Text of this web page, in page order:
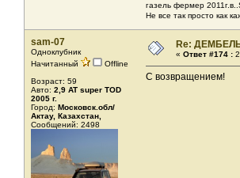
газель фермер
Не все так просто как
sam-07
Одноклубник
Начитанный
Offline
Возраст: 59
Авто: 2,9 AT super TOD
2005 г.
Город: Московск.обл/
Актау, Казахстан,
Сообщений: 2498
Re:
« Ответ #174 :
С возвращением!